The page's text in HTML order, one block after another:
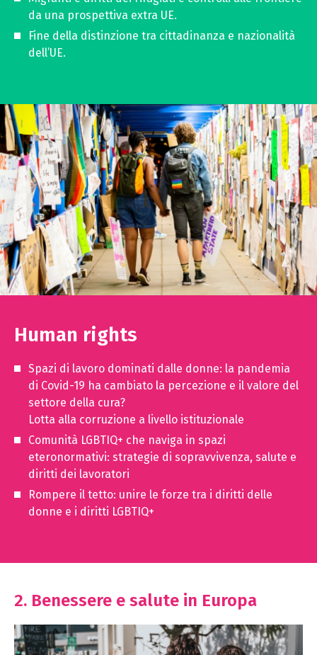
da una prospettiva extra UE.
Fine della distinzione tra cittadinanza e nazionalità
dell’UE.
Human rights
Spazi di lavoro dominati dalle donne: la pandemia
di Covid-19 ha cambiato la percezione e il valore del
settore della cura?
Lotta alla corruzione a livello istituzionale
Comunità LGBTIQ+ che naviga in spazi
eteronormativi: strategie di sopravvivenza, salute e
diritti dei lavoratori
Rompere il tetto: unire le forze tra i diritti delle
donne e i diritti LGBTIQ+
2. Benessere e salute in Europa